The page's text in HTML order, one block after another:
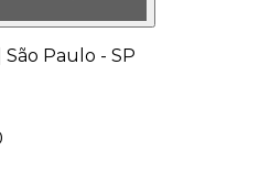
Paulo - SP